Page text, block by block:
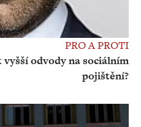
PRO A PROTI
odvody na sociálním
pojištění?